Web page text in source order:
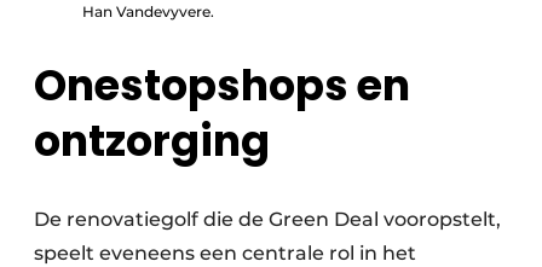
Han Vandevyvere.
Onestopshops en
ontzorging
De renovatiegolf die de Green Deal vooropstelt,
speelt eveneens een centrale rol in het